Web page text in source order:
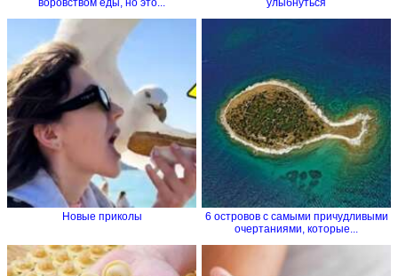
воровством еды, но это...
улыбнуться
Новые приколы
6 островов с самыми причудливыми
очертаниями, которые...